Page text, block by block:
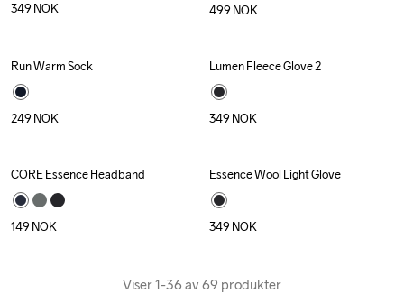
349 NOK 499 NOK
Recycled
Run Warm Sock
249 NOK
Lumen Fleece Glove 2
349 NOK
CORE Essence Headband
149 NOK
Essence Wool Light Glove
349 NOK
Viser 1-36 av 69 produkter